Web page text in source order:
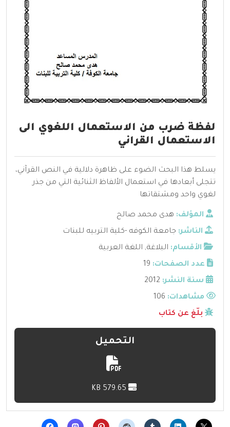
لفظة ضرب من الاستعمال اللغوي الى
الاستعمال القراني
يسلط هذا البحث الضوء على ظاهرة دلالية في النص القرآني،
تتجلى أبعادها في استعمال الألفاظ الثنائية التي من جذر
لغوي واحد ومشتقاتها
المؤلف: هدى محمد صالح
الناشر: جامعة الكوفه -كلية التربيه للبنات
الأقسام: البلاغة, اللغة العربية
عدد الصفحات: 19
سنة النشر: 2012
مشاهدات:
بلّغ عن كتاب
التحميل